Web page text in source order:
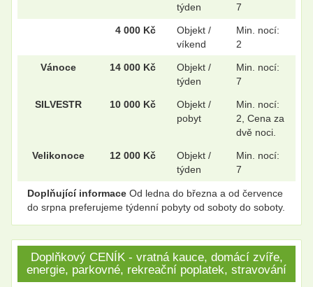
týden
7
4 000 Kč
Objekt /
víkend
Min. nocí:
2
Vánoce 14 000 Kč
Objekt /
týden
Min. nocí:
7
SILVESTR 10 000 Kč
Objekt /
pobyt
Min. nocí:
2, Cena za
dvě noci.
Velikonoce 12 000 Kč
Objekt /
týden
Min. nocí:
7
Doplňující informace Od ledna do března a od července
do srpna preferujeme týdenní pobyty od soboty do soboty.
Doplňkový CENÍK - vratná kauce, domácí zvíře,
energie, parkovné, rekreační poplatek, stravování